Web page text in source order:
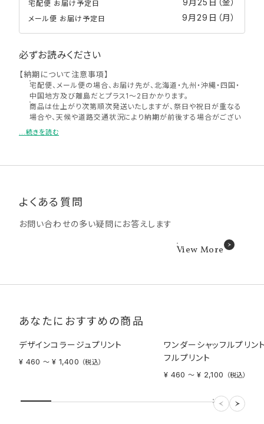
宅配便 お届け予定日
メール便 お届け予定日 9月29日（月）
必ずお読みください
【納期について注意事項】
宅配便、メール便の場合、お届け先が、北海道・九州・沖縄・四国・
中国地方及び離島だとプラス1〜2日かかります。
商品は仕上がり次第順次発送いたしますが、祭日や祝日が重なる
場合や、天候や道路交通状況により納期が前後する場合がござい
ます。
メール便はポスト投函となります。お届け日が土日祝日の場合は
納期の異なる商品をまとめてご注文いただく場合、選んだ商品の
コンビニ受け取りについて商品の受け取り可能時間は受け取り予
写真店受け取りについて、受け取り予定日はあくまで目安になりま
す。配送拠点・ルートの都合上、お届け日が「宅配便」「コンビニで
ハーフサイズプリントについて、アルバムとセットでご購入の場合、
...続きを読む
よくある質問
お問い合わせの多い疑問にお答えします
View More
あなたにおすすめの商品
デザインコラージュプリント
¥ 460 〜 ¥ 1,400 （税込）
ワンダーシャッフルプリン
フルプリント
¥ 460 〜 ¥ 2,100 （税込）